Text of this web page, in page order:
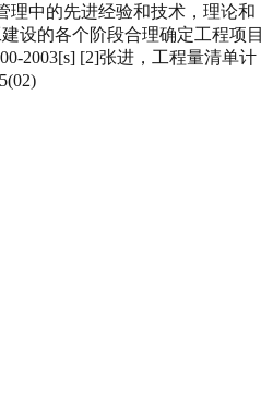
中的先进经验和技术，理论和
设的各个阶段合理确定工程项目
2003[s] [2]张进，工程量清单计